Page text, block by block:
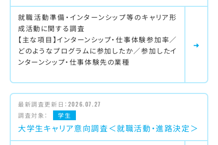
就職活動準備・インターンシップ等のキャリア形
成活動に関する調査
【主な項目】インターンシップ・仕事体験参加率／
どのようなプログラムに参加したか／参加したイ
ンターンシップ・仕事体験先の業種
最新調査更新日： 2026.07.27
調査対象：
学生
大学生キャリア意向調査＜就職活動・進路決定＞